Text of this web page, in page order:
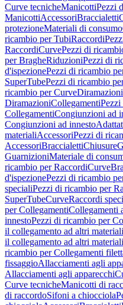
Curve tecnicheManicottiPezzi
ManicottiAccessoriBraccialetti
protezioneMateriali di consumo
ricambio per TubiRaccordi
RaccordiCurvePezzi di
per BragheRiduzioniPezzi di
d'ispezionePezzi di ricambio
SuperTubePezzi di ricambio
ricambio per CurveDiramazioni
DiramazioniCollegamenti
CollegamentiCongiunzioni ad
Congiunzioni ad innesto
materialiAccessoriPezzi di
AccessoriBraccialettiChiusure
GuarnizioniMateriale di
ricambio per RaccordiCurve
d'ispezionePezzi di ricambio
specialiPezzi di ricambio per
SuperTubeCurveRaccordi
per CollegamentiCollegamenti
innestoPezzi di ricambio per
il collegamento ad altri materiali
il collegamento ad altri materiali
ricambio per Collegamenti
fissaggioAllacciamenti agli
Allacciamenti agli apparecchi
Curve tecnicheManicotti di
di raccordoSifoni a chiocciola